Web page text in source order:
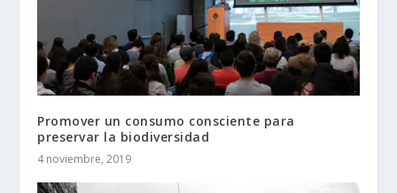
Promover un consumo consciente para
preservar la biodiversidad
4 noviembre, 2019